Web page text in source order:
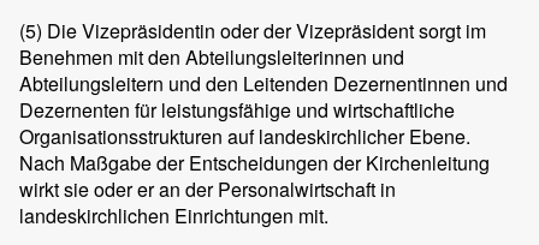
(5) Die Vizepräsidentin oder der Vizepräsident sorgt im
Benehmen mit den Abteilungsleiterinnen und
Abteilungsleitern und den Leitenden Dezernentinnen und
Dezernenten für leistungsfähige und wirtschaftliche
Organisationsstrukturen auf landeskirchlicher Ebene.
Nach Maßgabe der Entscheidungen der Kirchenleitung
wirkt sie oder er an der Personalwirtschaft in
landeskirchlichen Einrichtungen mit.